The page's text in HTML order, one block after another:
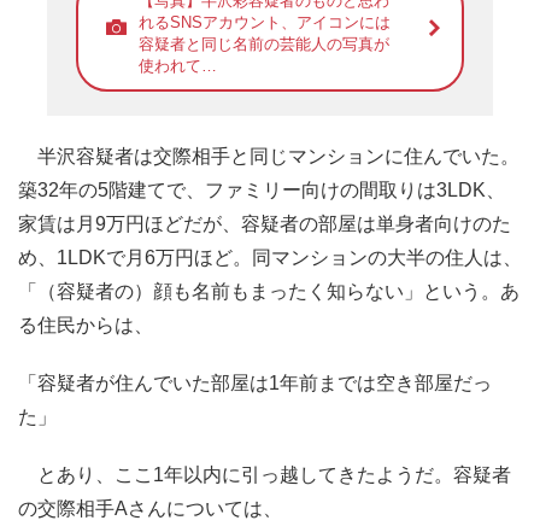
れるSNSアカウント、アイコンには
容疑者と同じ名前の芸能人の写真が
使われて…
半沢容疑者は交際相手と同じマンションに住んでいた。
築32年の5階建てで、ファミリー向けの間取りは3LDK、
家賃は月9万円ほどだが、容疑者の部屋は単身者向けのた
め、1LDKで月6万円ほど。同マンションの大半の住人は、
「（容疑者の）顔も名前もまったく知らない」という。あ
る住民からは、
「容疑者が住んでいた部屋は1年前までは空き部屋だっ
た」
とあり、ここ1年以内に引っ越してきたようだ。容疑者
の交際相手Aさんについては、